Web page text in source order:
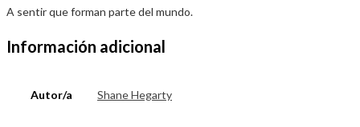
A sentir que forman parte del mundo.
Información adicional
Autor/a Shane Hegarty